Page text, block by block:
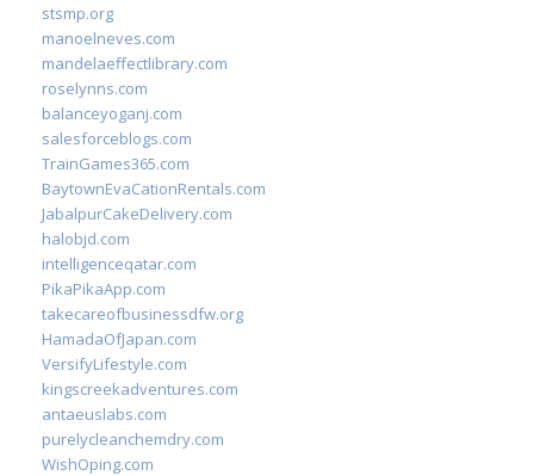
stsmp.org
manoelneves.com
mandelaeffectlibrary.com
roselynns.com
balanceyoganj.com
salesforceblogs.com
TrainGames365.com
BaytownEvaCationRentals.com
JabalpurCakeDelivery.com
halobjd.com
intelligenceqatar.com
PikaPikaApp.com
takecareofbusinessdfw.org
HamadaOfJapan.com
VersifyLifestyle.com
kingscreekadventures.com
antaeuslabs.com
purelycleanchemdry.com
WishOping.com